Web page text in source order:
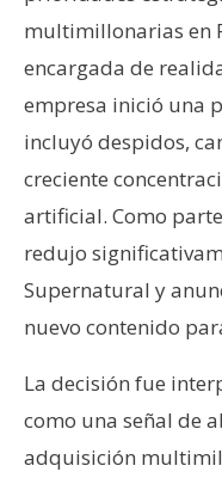
multimillonarias en
encargada de
empresa inició una
incluyó despidos,
creciente
artificial. Como
redujo
Supernatural y
nuevo contenido
La decisión fue
como una señal de
adquisición